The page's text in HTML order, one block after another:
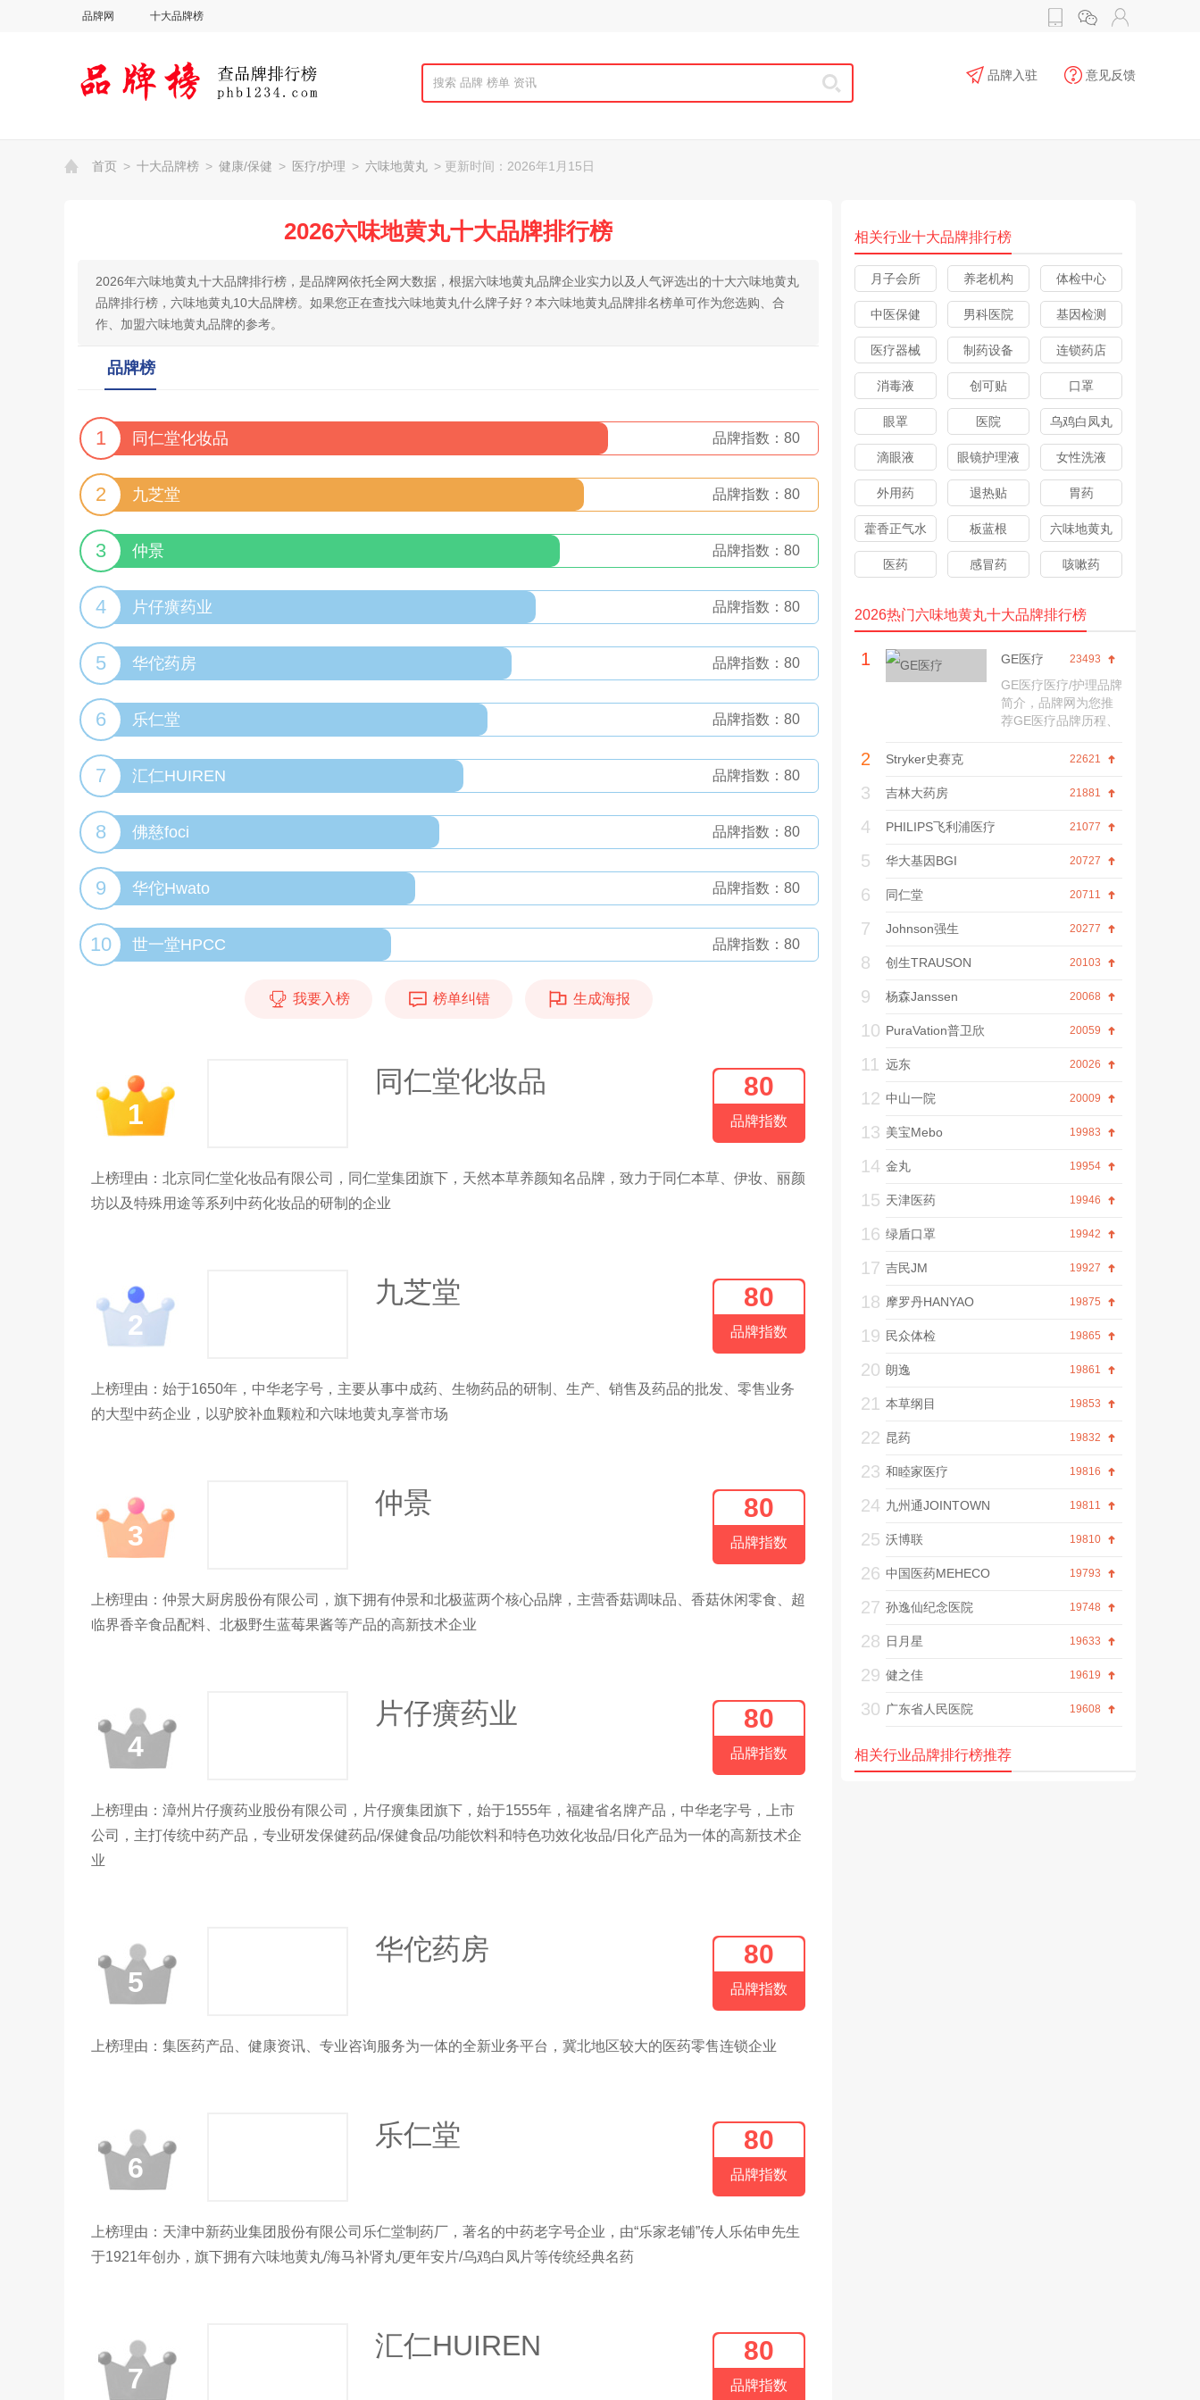
品牌网 十大品牌榜
品牌入驻 意见反馈
首页 > 十大品牌榜 > 健康/保健 > 医疗/护理 > 六味地黄丸 > 更新时间：2026年1月15日
2026六味地黄丸十大品牌排行榜
2026年六味地黄丸十大品牌排行榜，是品牌网依托全网大数据，根据六味地黄丸品牌企业实力以及人气评选出的十大六味地黄丸
品牌排行榜，六味地黄丸10大品牌榜。如果您正在查找六味地黄丸什么牌子好？本六味地黄丸品牌排名榜单可作为您选购、合
作、加盟六味地黄丸品牌的参考。
品牌榜
1 同仁堂化妆品 品牌指数：80
2 九芝堂 品牌指数：80
3 仲景 品牌指数：80
4 片仔癀药业 品牌指数：80
5 华佗药房 品牌指数：80
6 乐仁堂 品牌指数：80
7 汇仁HUIREN 品牌指数：80
8 佛慈foci 品牌指数：80
9 华佗Hwato 品牌指数：80
10 世一堂HPCC 品牌指数：80
我要入榜 榜单纠错 生成海报
1
同仁堂化妆品 80
品牌指数
上榜理由：北京同仁堂化妆品有限公司，同仁堂集团旗下，天然本草养颜知名品牌，致力于同仁本草、伊妆、丽颜
坊以及特殊用途等系列中药化妆品的研制的企业
2
九芝堂 80
品牌指数
上榜理由：始于1650年，中华老字号，主要从事中成药、生物药品的研制、生产、销售及药品的批发、零售业务
的大型中药企业，以驴胶补血颗粒和六味地黄丸享誉市场
3
仲景 80
品牌指数
上榜理由：仲景大厨房股份有限公司，旗下拥有仲景和北极蓝两个核心品牌，主营香菇调味品、香菇休闲零食、超
临界香辛食品配料、北极野生蓝莓果酱等产品的高新技术企业
4
片仔癀药业 80
品牌指数
上榜理由：漳州片仔癀药业股份有限公司，片仔癀集团旗下，始于1555年，福建省名牌产品，中华老字号，上市
公司，主打传统中药产品，专业研发保健药品/保健食品/功能饮料和特色功效化妆品/日化产品为一体的高新技术企
业
5
华佗药房 80
品牌指数
上榜理由：集医药产品、健康资讯、专业咨询服务为一体的全新业务平台，冀北地区较大的医药零售连锁企业
6
乐仁堂 80
品牌指数
上榜理由：天津中新药业集团股份有限公司乐仁堂制药厂，著名的中药老字号企业，由“乐家老铺”传人乐佑申先生
于1921年创办，旗下拥有六味地黄丸/海马补肾丸/更年安片/乌鸡白凤片等传统经典名药
7
汇仁HUIREN 80
品牌指数
相关行业十大品牌排行榜
月子会所 养老机构 体检中心
中医保健 男科医院 基因检测
医疗器械 制药设备 连锁药店
消毒液 创可贴 口罩
眼罩 医院 乌鸡白凤丸
滴眼液 眼镜护理液 女性洗液
外用药 退热贴 胃药
藿香正气水 板蓝根 六味地黄丸
医药 感冒药 咳嗽药
2026热门六味地黄丸十大品牌排行榜
1 23493
GE医疗
GE医疗医疗/护理品牌
简介，品牌网为您推
荐GE医疗品牌历程、
产品价格、联系方
2 22621
Stryker史赛克
3 21881
吉林大药房
4 21077
PHILIPS飞利浦医疗
5 20727
华大基因BGI
6 20711
同仁堂
7 20277
Johnson强生
8 20103
创生TRAUSON
9 20068
杨森Janssen
10 20059
PuraVation普卫欣
11 20026
远东
12 20009
中山一院
13 19983
美宝Mebo
14 19954
金丸
15 19946
天津医药
16 19942
绿盾口罩
17 19927
吉民JM
18 19875
摩罗丹HANYAO
19 19865
民众体检
20 19861
朗逸
21 19853
本草纲目
22 19832
昆药
23 19816
和睦家医疗
24 19811
九州通JOINTOWN
25 19810
沃博联
26 19793
中国医药MEHECO
27 19748
孙逸仙纪念医院
28 19633
日月星
29 19619
健之佳
30 19608
广东省人民医院
相关行业品牌排行榜推荐